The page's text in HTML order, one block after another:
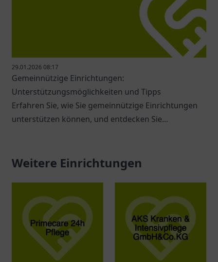
29.01.2026 08:17
Gemeinnützige Einrichtungen:
Unterstützungsmöglichkeiten und Tipps
Erfahren Sie, wie Sie gemeinnützige Einrichtungen
unterstützen können, und entdecken Sie
Weitere Einrichtungen